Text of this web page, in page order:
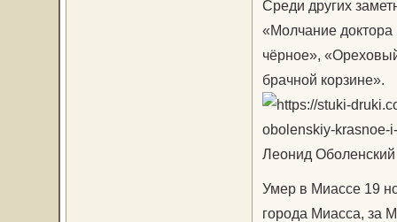
Среди других
«Молчание доктора
чёрное»,
брачной корзине».
Леонид
Умер в Миассе 19
города Миасса, за